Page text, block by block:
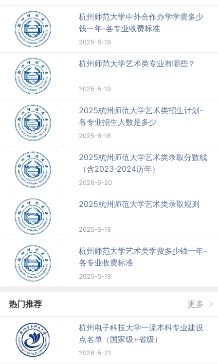
杭州师范大学中外合作办学学费多少
钱一年-各专业收费标准
2025-5-19
杭州师范大学艺术类专业有哪些？
2025-5-19
2025杭州师范大学艺术类招生计划-
各专业招生人数是多少
2025-6-18
2025杭州师范大学艺术类录取分数线
（含2023-2024历年）
2026-5-20
2025杭州师范大学艺术类录取规则
2025-5-19
杭州师范大学艺术类学费多少钱一年-
各专业收费标准
2025-5-19
热门推荐 更多
杭州电子科技大学一流本科专业建设
点名单（国家级+省级）
2026-5-21